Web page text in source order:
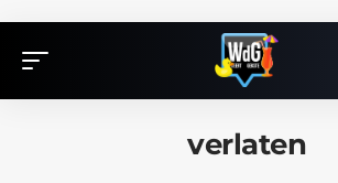
verlaten